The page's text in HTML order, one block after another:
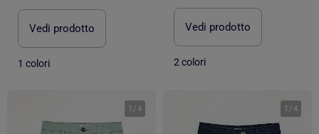
Vedi prodotto
1 colori
Vedi prodotto
2 colori
1 /4 1 /4